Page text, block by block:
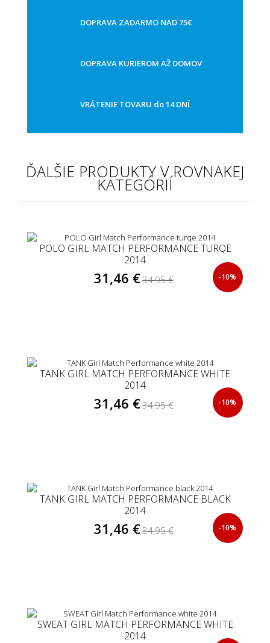
DOPRAVA ZADARMO NAD 75€
DOPRAVA KURIEROM AŽ DOMOV
VRÁTENIE TOVARU do 14 DNÍ
ĎALŠIE PRODUKTY V ROVNAKEJ
KATEGÓRIÍ
POLO GIRL MATCH PERFORMANCE TURQE
2014
31,46 €34,95 € -10%
TANK GIRL MATCH PERFORMANCE WHITE
2014
31,46 €34,95 € -10%
TANK GIRL MATCH PERFORMANCE BLACK
2014
31,46 €34,95 € -10%
SWEAT GIRL MATCH PERFORMANCE WHITE
2014